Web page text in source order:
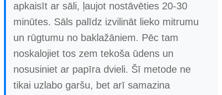
apkaisīt ar sāli, ļaujot nostāvēties 20-30
minūtes. Sāls palīdz izvilināt lieko mitrumu
un rūgtumu no baklažāniem. Pēc tam
noskalojiet tos zem tekoša ūdens un
nosusiniet ar papīra dvieli. Šī metode ne
tikai uzlabo garšu, bet arī samazina